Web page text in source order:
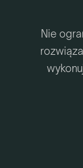
Nie